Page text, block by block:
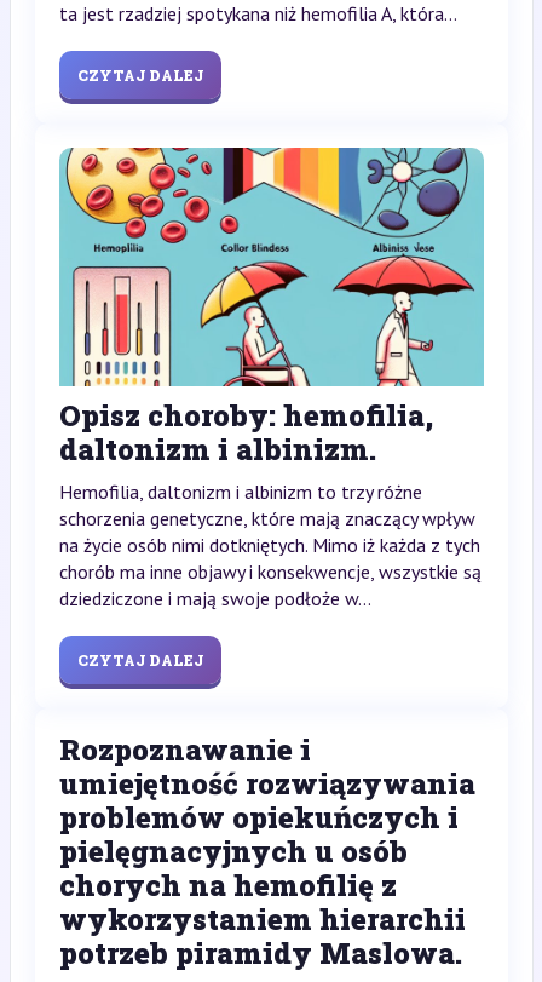
ta jest rzadziej spotykana niż hemofilia A, która...
CZYTAJ DALEJ
Opisz choroby: hemofilia,
daltonizm i albinizm.
Hemofilia, daltonizm i albinizm to trzy różne
schorzenia genetyczne, które mają znaczący wpływ
na życie osób nimi dotkniętych. Mimo iż każda z tych
chorób ma inne objawy i konsekwencje, wszystkie są
dziedziczone i mają swoje podłoże w...
CZYTAJ DALEJ
Rozpoznawanie i
umiejętność rozwiązywania
problemów opiekuńczych i
pielęgnacyjnych u osób
chorych na hemofilię z
wykorzystaniem hierarchii
potrzeb piramidy Maslowa.